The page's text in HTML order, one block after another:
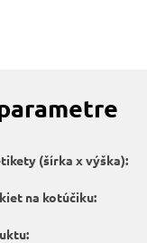
(šírka x výška):
na kotúčiku: